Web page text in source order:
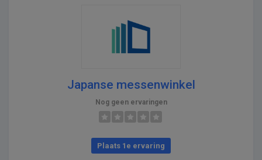
Japanse messenwinkel
Nog geen ervaringen
Plaats 1e ervaring